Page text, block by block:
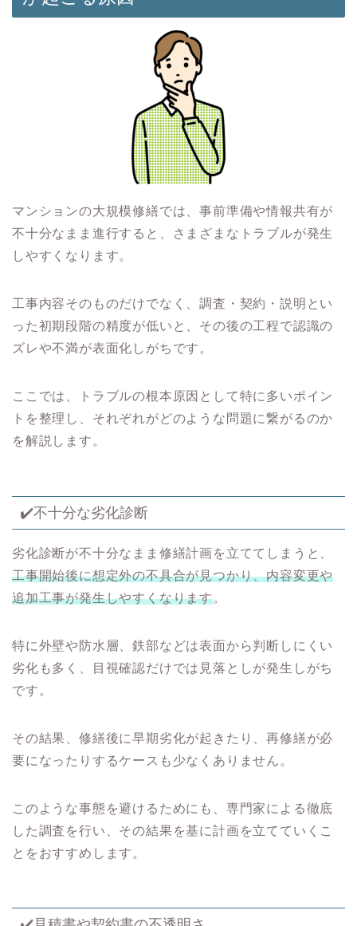
マンションの大規模修繕では、事前準備や情報共有が
不十分なまま進行すると、さまざまなトラブルが発生
しやすくなります。
工事内容そのものだけでなく、調査・契約・説明とい
った初期段階の精度が低いと、その後の工程で認識の
ズレや不満が表面化しがちです。
ここでは、トラブルの根本原因として特に多いポイン
トを整理し、それぞれがどのような問題に繋がるのか
を解説します。
✔️不十分な劣化診断
劣化診断が不十分なまま修繕計画を立ててしまうと、
工事開始後に想定外の不具合が見つかり、内容変更や
追加工事が発生しやすくなります。
特に外壁や防水層、鉄部などは表面から判断しにくい
劣化も多く、目視確認だけでは見落としが発生しがち
です。
その結果、修繕後に早期劣化が起きたり、再修繕が必
要になったりするケースも少なくありません。
このような事態を避けるためにも、専門家による徹底
した調査を行い、その結果を基に計画を立てていくこ
とをおすすめします。